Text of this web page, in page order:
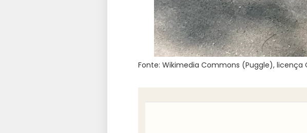
Fonte: Wikimedia Commons (Puggle), licença